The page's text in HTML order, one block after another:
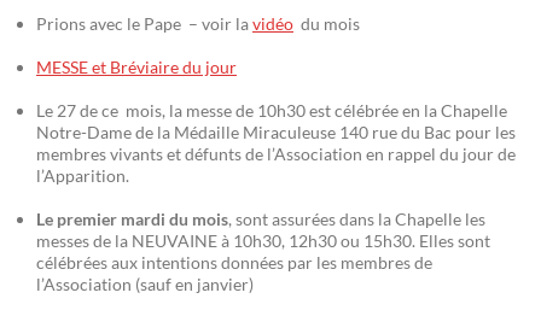
Prions avec le Pape – voir lavidéo du mois
MESSE et Bréviaire du jour
Le 27 de ce mois, la messe de 10h30 est célébrée en la Chapelle
Notre-Dame de la Médaille Miraculeuse 140 rue du Bac pour les
membres vivants et défunts de l’Association en rappel du jour de
l’Apparition.
Le premier mardi du mois, sont assurées dans la Chapelle les
messes de la NEUVAINE à 10h30, 12h30 ou 15h30. Elles sont
célébrées aux intentions données par les membres de
l’Association (sauf en janvier)